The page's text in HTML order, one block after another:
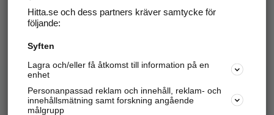
Hitta.se - Gratis nummerupplysning.
Sök företag, personer och platser.
Hitta telefonnummer, adresser, företagsinfo mm.
Hitta.se och dess partners kräver samtycke för
följande:
Syften
Lagra och/eller få åtkomst till information på en
enhet
Personanpassad reklam och innehåll, reklam- och
innehållsmätning samt forskning angående
målgrupp